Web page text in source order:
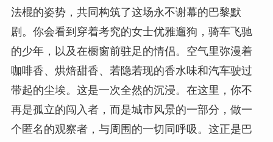
法棍的姿势，共同构筑了这场永不谢幕的巴黎默
剧。你会看到穿着考究的女士优雅遛狗，骑车飞驰
的少年，以及在橱窗前驻足的情侣。空气里弥漫着
咖啡香、烘焙甜香、若隐若现的香水味和汽车驶过
带起的尘埃。这是一次全然的沉浸。在这里，你不
再是孤立的闯入者，而是城市风景的一部分，做一
个匿名的观察者，与周围的一切同呼吸。这正是巴